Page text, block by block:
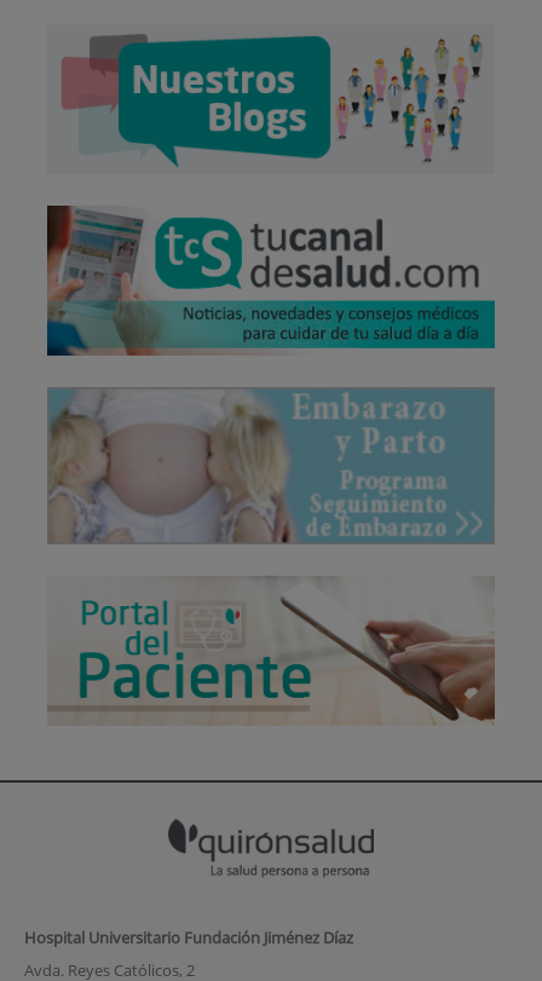
Hospital Universitario Fundación Jiménez Díaz
Avda. Reyes Católicos, 2